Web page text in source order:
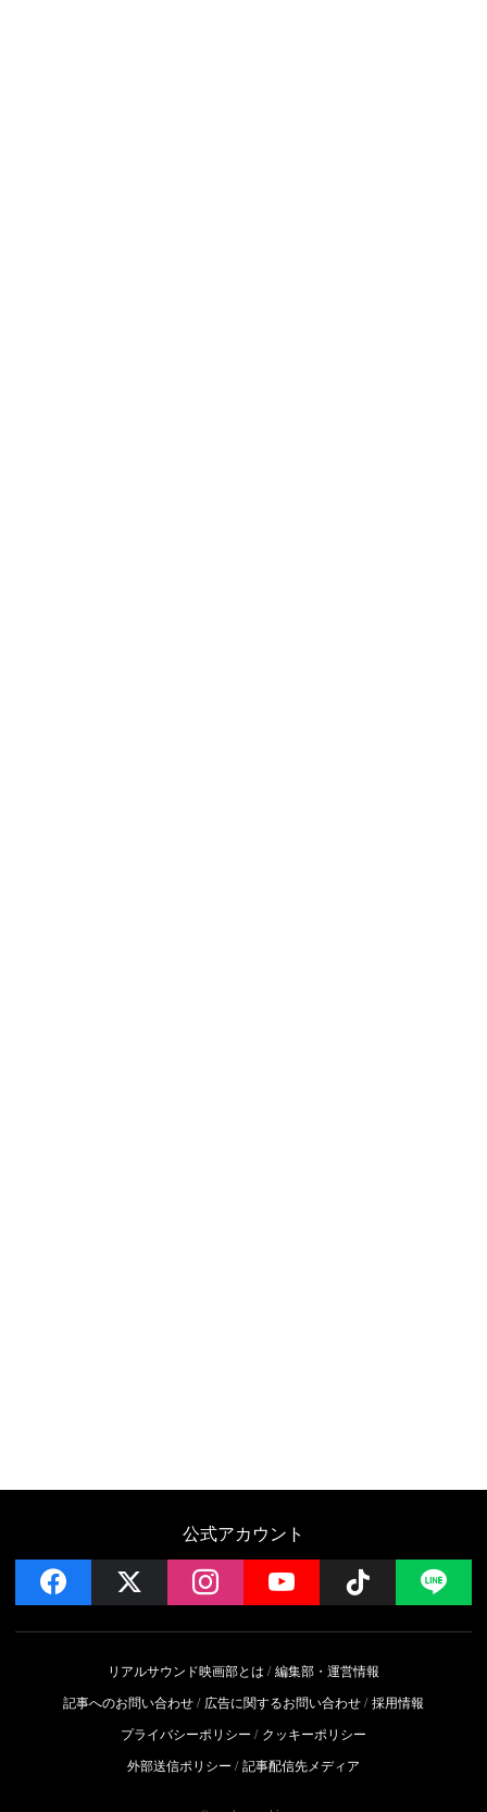
公式アカウント
facebook instagramYouTube Follow
リアルサウンド映画部とは
編集部・運営情報
記事へのお問い合わせ
広告に関するお問い合わせ 採用情報
プライバシーポリシー
クッキーポリシー
外部送信ポリシー
記事配信先メディア